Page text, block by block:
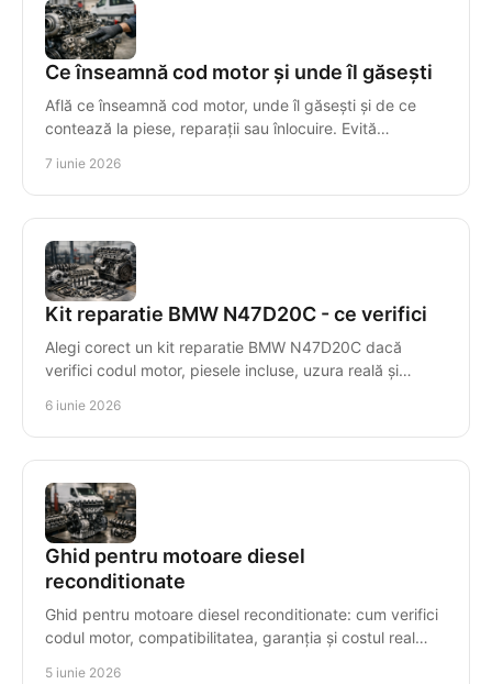
Ce înseamnă cod motor și unde îl găsești
Află ce înseamnă cod motor, unde îl găsești și de ce
contează la piese, reparații sau înlocuire. Evită
7 iunie 2026
Kit reparatie BMW N47D20C - ce verifici
Alegi corect un kit reparatie BMW N47D20C dacă
verifici codul motor, piesele incluse, uzura reală și
6 iunie 2026
Ghid pentru motoare diesel
reconditionate
Ghid pentru motoare diesel reconditionate: cum verifici
codul motor, compatibilitatea, garanția și costul real
5 iunie 2026